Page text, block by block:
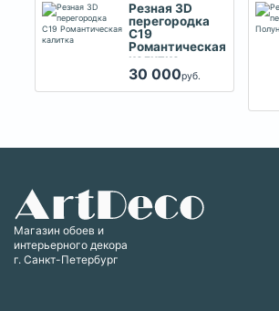
Резная 3D
перегородка
С19
Романтическая
калитка
30 000руб.
Магазин обоев и
интерьерного декора
г. Санкт-Петербург